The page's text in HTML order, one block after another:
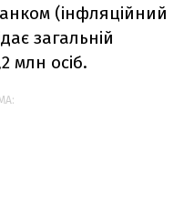
(інфляційний
загальній
млн осіб.